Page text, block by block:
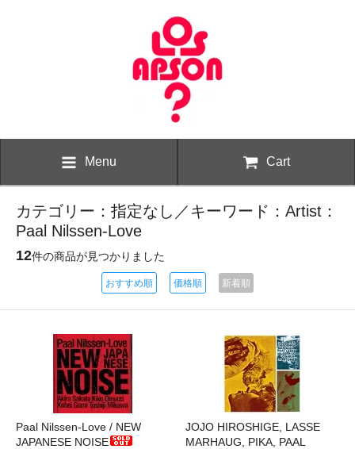
Menu Cart
カテゴリー：指定なし／キーワード：Artist：
Paal Nilssen-Love
12件の商品が見つかりました
おすすめ順 価格順 新着順
Paal Nilssen-Love / NEW
JAPANESE NOISE
JOJO HIROSHIGE, LASSE
MARHAUG, PIKA, PAAL